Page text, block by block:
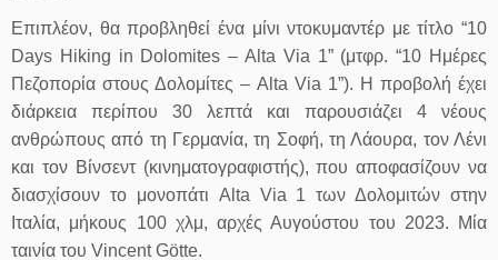
Επιπλέον, θα προβληθεί ένα μίνι ντοκυμαντέρ με τίτλο “10
Days Hiking in Dolomites – Alta Via 1” (μτφρ. “10 Ημέρες
Πεζοπορία στους Δολομίτες – Alta Via 1”). Η προβολή έχει
διάρκεια περίπου 30 λεπτά και παρουσιάζει 4 νέους
ανθρώπους από τη Γερμανία, τη Σοφή, τη Λάουρα, τον Λένι
και τον Βίνσεντ (κινηματογραφιστής), που αποφασίζουν να
διασχίσουν το μονοπάτι Alta Via 1 των Δολομιτών στην
Ιταλία, μήκους 100 χλμ, αρχές Αυγούστου του 2023. Μία
ταινία του Vincent Götte.